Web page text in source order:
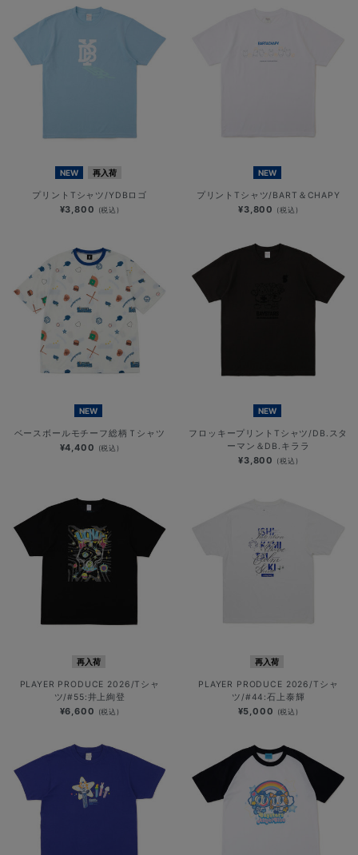
NEW 再入荷
プリントTシャツ/YDBロゴ
¥3,800 (税込)
NEW
プリントTシャツ/BART＆CHAPY
¥3,800 (税込)
NEW
ベースボールモチーフ総柄Ｔシャツ
¥4,400 (税込)
NEW
フロッキープリントTシャツ/DB.スタ
ーマン＆DB.キララ
¥3,800 (税込)
再入荷
PLAYER PRODUCE 2026/Tシャ
ツ/#55:井上絢登
¥6,600 (税込)
再入荷
PLAYER PRODUCE 2026/Tシャ
ツ/#44:石上泰輝
¥5,000 (税込)